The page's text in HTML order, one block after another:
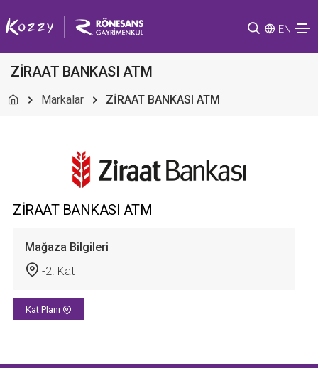
EN
ZİRAAT BANKASI ATM
Markalar ZİRAAT BANKASI ATM
ZİRAAT BANKASI ATM
Mağaza Bilgileri
-2. Kat
Kat Planı